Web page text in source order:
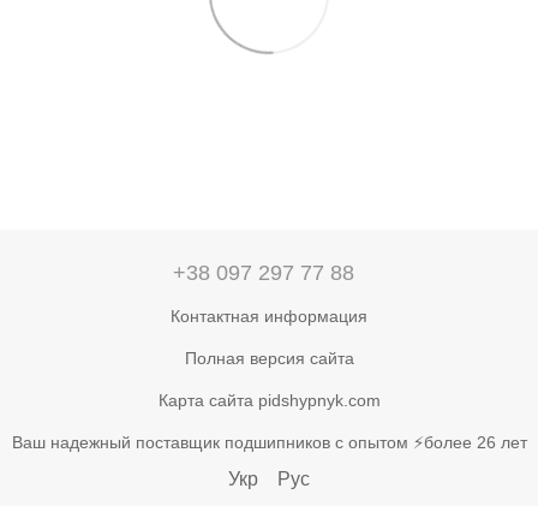
+38 097 297 77 88
Контактная информация
Полная версия сайта
Карта сайта pidshypnyk.com
Ваш надежный поставщик подшипников с опытом ⚡более 26 лет
Укр Рус